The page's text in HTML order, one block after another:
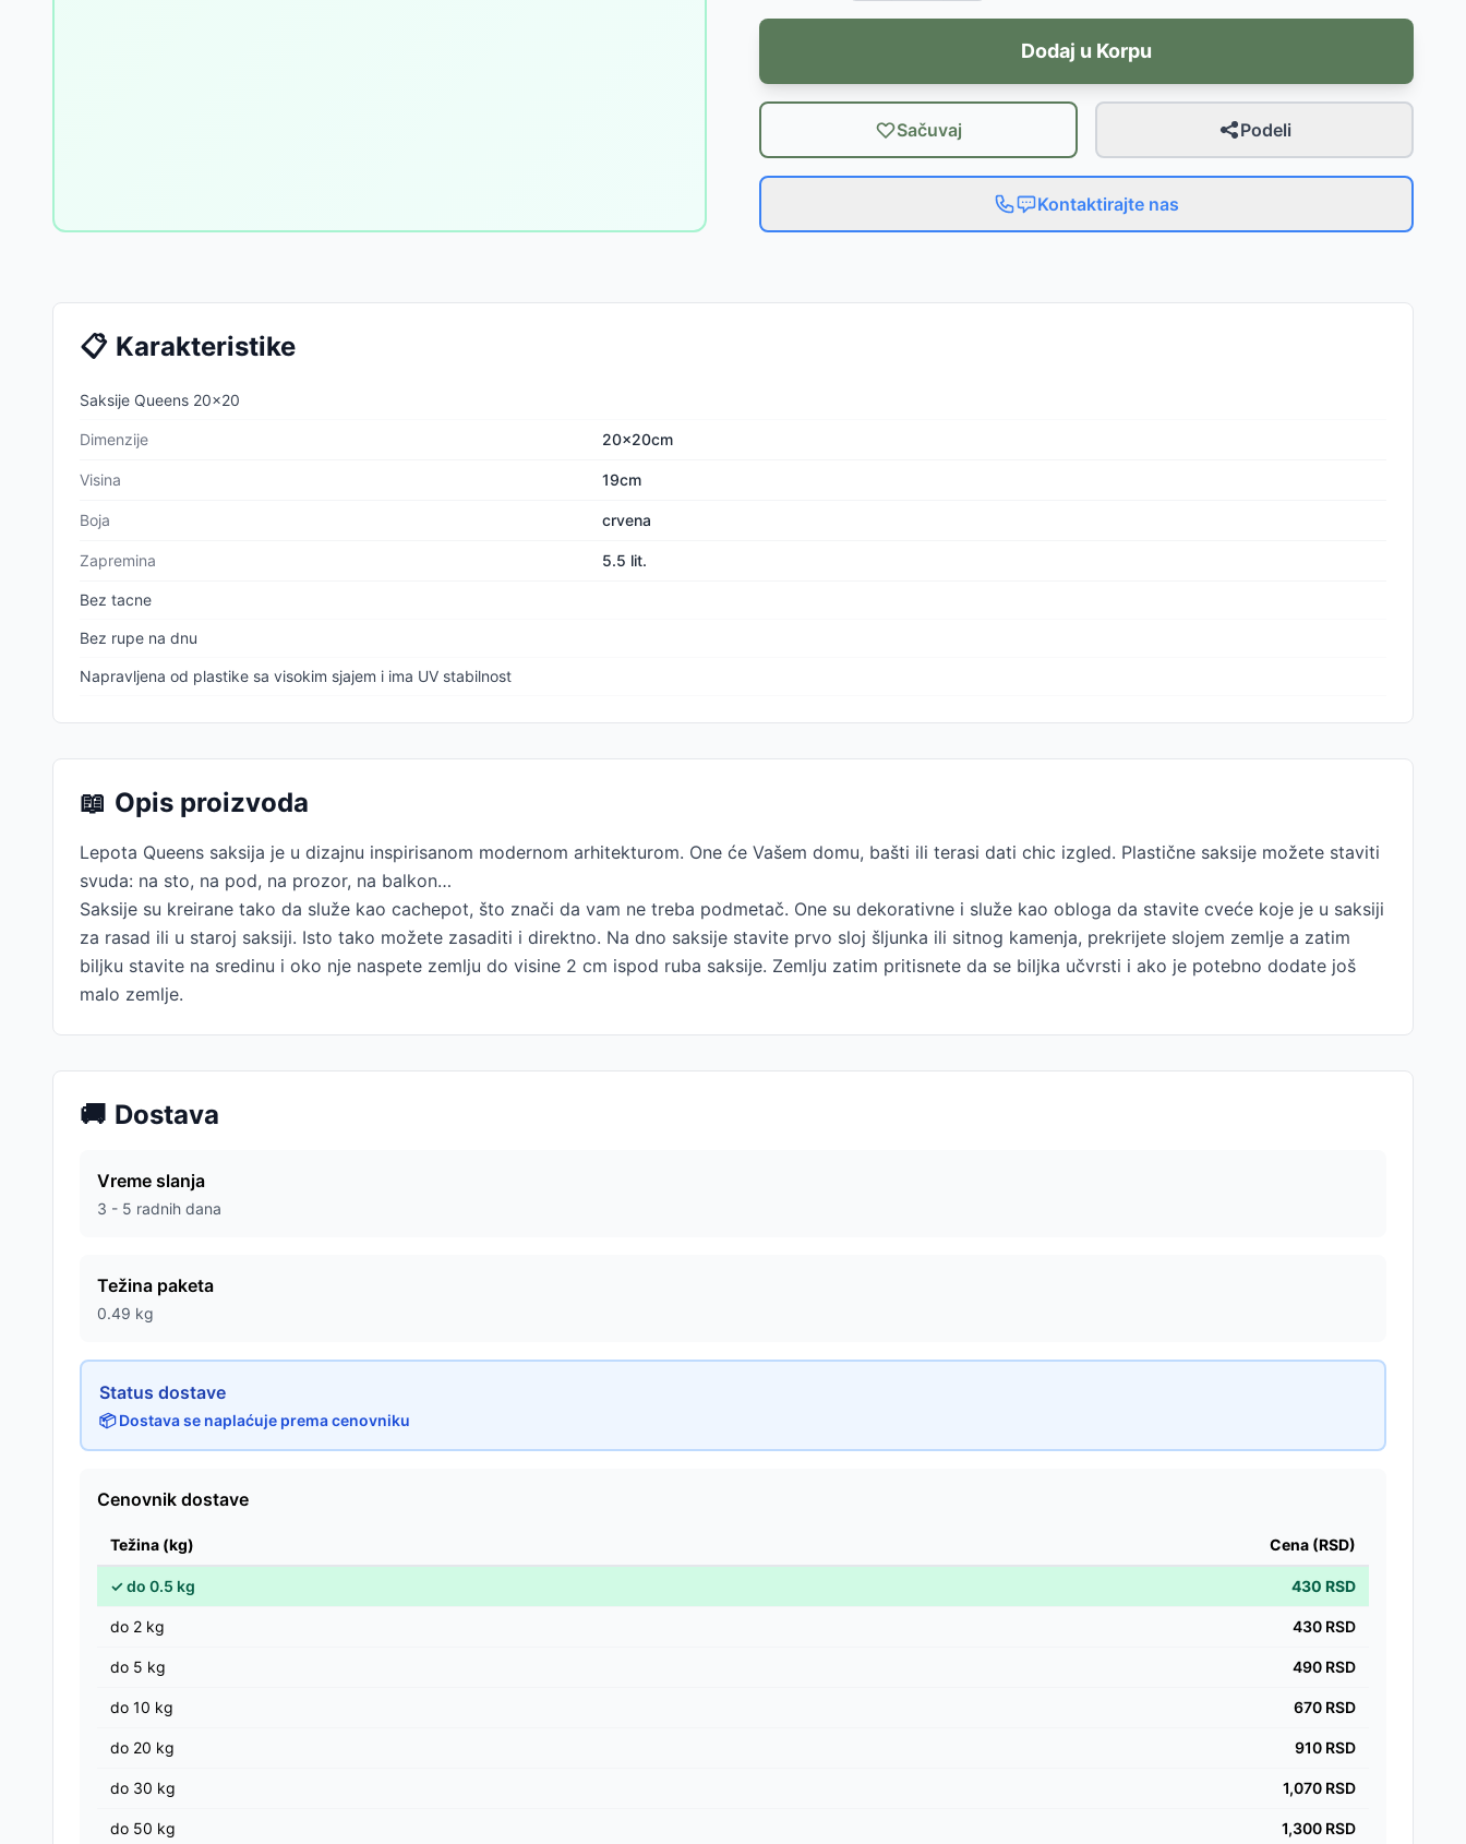
Dodaj u Korpu
Sačuvaj Podeli
Kontaktirajte nas
📋 Karakteristike
Saksije Queens 20x20
Dimenzije 20x20cm
Visina 19cm
Boja crvena
Zapremina 5.5 lit.
Bez tacne
Bez rupe na dnu
Napravljena od plastike sa visokim sjajem i ima UV stabilnost
📖 Opis proizvoda
Lepota Queens saksija je u dizajnu inspirisanom modernom arhitekturom. One će Vašem domu, bašti ili terasi dati chic izgled. Plastične saksije možete staviti
svuda: na sto, na pod, na prozor, na balkon…
Saksije su kreirane tako da služe kao cachepot, što znači da vam ne treba podmetač. One su dekorativne i služe kao obloga da stavite cveće koje je u saksiji
za rasad ili u staroj saksiji. Isto tako možete zasaditi i direktno. Na dno saksije stavite prvo sloj šljunka ili sitnog kamenja, prekrijete slojem zemlje a zatim
biljku stavite na sredinu i oko nje naspete zemlju do visine 2 cm ispod ruba saksije. Zemlju zatim pritisnete da se biljka učvrsti i ako je potebno dodate još
malo zemlje.
🚚 Dostava
Vreme slanja
3 - 5 radnih dana
Težina paketa
0.49 kg
Status dostave
📦 Dostava se naplaćuje prema cenovniku
Cenovnik dostave
Težina (kg) Cena (RSD)
✓do 0.5 kg 430 RSD
do 2 kg 430 RSD
do 5 kg 490 RSD
do 10 kg 670 RSD
do 20 kg 910 RSD
do 30 kg 1,070 RSD
do 50 kg 1,300 RSD